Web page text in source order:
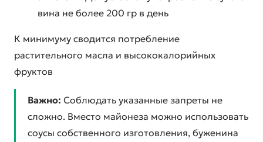
вина не более 200 гр в день
К минимуму сводится потребление
растительного масла и высококалорийных
фруктов
Важно: Соблюдать указанные запреты не
сложно. Вместо майонеза можно использовать
соусы собственного изготовления, буженина